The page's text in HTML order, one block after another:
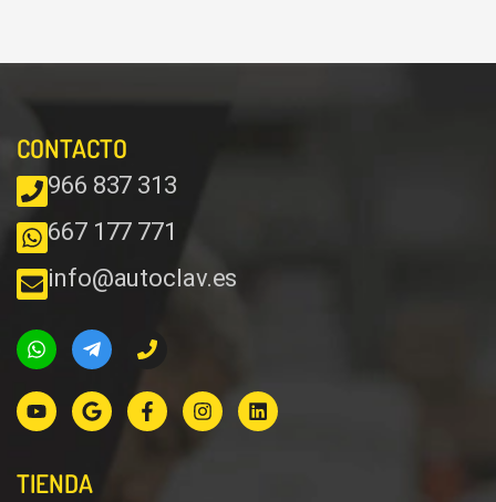
CONTACTO
966 837 313
667 177 771
info@autoclav.es
TIENDA